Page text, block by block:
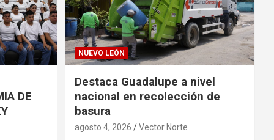
DE
NUEVO LEÓN
Destaca Guadalupe a nivel
nacional en recolección de
basura
agosto 4, 2026 Vector Norte